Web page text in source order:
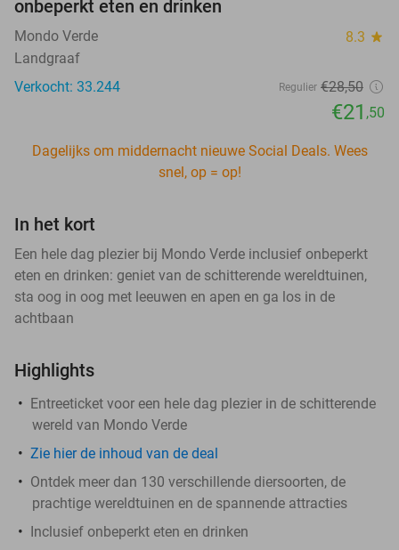
onbeperkt eten en drinken
Mondo Verde 8.3 star
Landgraaf
Verkocht: 33.244
Regulier €28,50
€21 ,50
Dagelijks om middernacht nieuwe Social Deals. Wees
snel, op = op!
In het kort
Een hele dag plezier bij Mondo Verde inclusief onbeperkt
eten en drinken: geniet van de schitterende wereldtuinen,
sta oog in oog met leeuwen en apen en ga los in de
achtbaan
Highlights
Entreeticket voor een hele dag plezier in de schitterende
wereld van Mondo Verde
Zie hier de inhoud van de deal
Ontdek meer dan 130 verschillende diersoorten, de
prachtige wereldtuinen en de spannende attracties
Inclusief onbeperkt eten en drinken